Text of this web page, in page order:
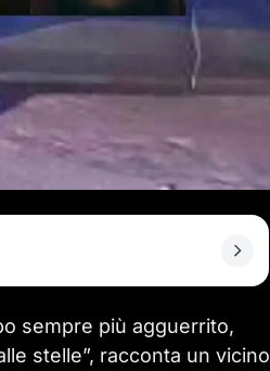
sempre più agguerrito,
stelle”, racconta un vicino